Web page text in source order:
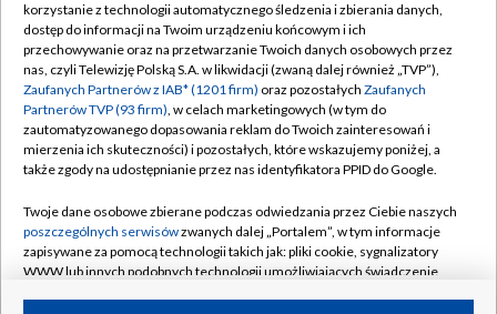
Abonament TVP
Sklep TVP
Biuro Reklamy
Oferta Handlowa
Telegazeta ogłoszenia
Rada Programowa
Ogłoszenia przetargowe
Akademia Telewizyjna
Regulamin TVP
Polityka prywatności
Moje zgody
Biuro reklamy
Kontakt
Kanały
©2026 Telewizja Polska Spółka Akcyjna w likwidacji
korzystanie z technologii automatycznego śledzenia i zbierania danych,
dostęp do informacji na Twoim urządzeniu końcowym i ich
przechowywanie oraz na przetwarzanie Twoich danych osobowych przez
nas, czyli Telewizję Polską S.A. w likwidacji (zwaną dalej również „TVP”),
Zaufanych Partnerów z IAB* (1201 firm) oraz pozostałych Zaufanych
Partnerów TVP (93 firm), w celach marketingowych (w tym do
zautomatyzowanego dopasowania reklam do Twoich zainteresowań i
mierzenia ich skuteczności) i pozostałych, które wskazujemy poniżej, a
także zgody na udostępnianie przez nas identyfikatora PPID do Google.
Twoje dane osobowe zbierane podczas odwiedzania przez Ciebie naszych
poszczególnych serwisówzwanych dalej „Portalem”, w tym informacje
zapisywane za pomocą technologii takich jak: pliki cookie, sygnalizatory
WWW lub innych podobnych technologii umożliwiających świadczenie